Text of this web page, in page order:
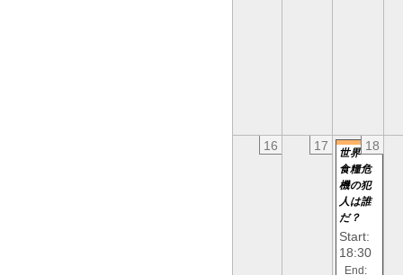
16 17 18
世界
食糧危
機の犯
人は誰
だ？
Start:
18:30
End: